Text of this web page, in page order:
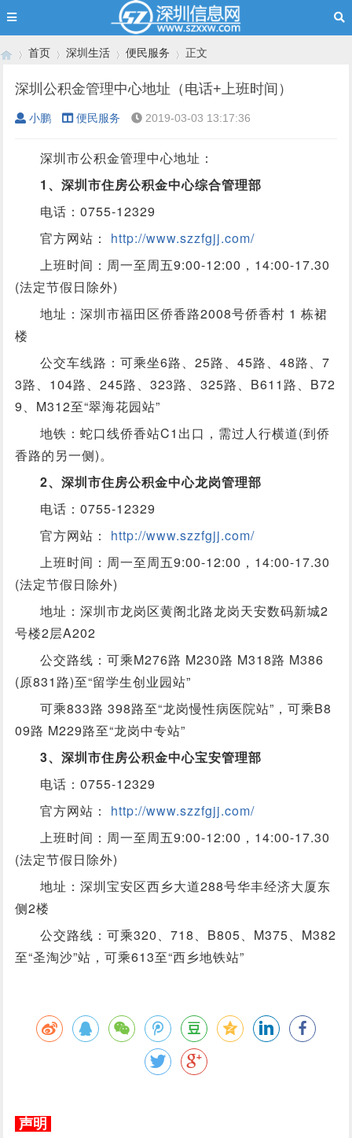
›
首页
›
深圳生活
›
便民服务
›
正文
深圳公积金管理中心地址（电话+上班时间）
小鹏 便民服务 2019-03-03 13:17:36
深圳市公积金管理中心地址：
1、深圳市住房公积金中心综合管理部
电话：0755-12329
官方网站： http://www.szzfgjj.com/
上班时间：周一至周五9:00-12:00，14:00-17.30
(法定节假日除外)
地址：深圳市福田区侨香路2008号侨香村 1 栋裙
楼
公交车线路：可乘坐6路、25路、45路、48路、7
3路、104路、245路、323路、325路、B611路、B72
9、M312至“翠海花园站”
地铁：蛇口线侨香站C1出口，需过人行横道(到侨
香路的另一侧)。
2、深圳市住房公积金中心龙岗管理部
电话：0755-12329
官方网站：
http://www.szzfgjj.com/
上班时间：周一至周五9:00-12:00，14:00-17.30
(法定节假日除外)
地址：深圳市龙岗区黄阁北路龙岗天安数码新城2
号楼2层A202
公交路线：可乘M276路 M230路 M318路 M386
(原831路)至“留学生创业园站”
可乘833路 398路至“龙岗慢性病医院站”，可乘B8
09路 M229路至“龙岗中专站”
3、深圳市住房公积金中心宝安管理部
电话：0755-12329
官方网站：
http://www.szzfgjj.com/
上班时间：周一至周五9:00-12:00，14:00-17.30
(法定节假日除外)
地址：深圳宝安区西乡大道288号华丰经济大厦东
侧2楼
公交路线：可乘320、718、B805、M375、M382
至“圣淘沙”站，可乘613至“西乡地铁站”
声明